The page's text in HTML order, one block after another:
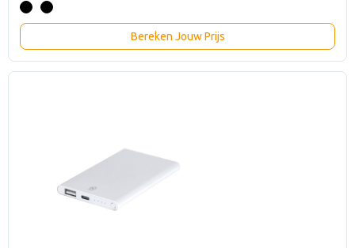
Bereken Jouw Prijs